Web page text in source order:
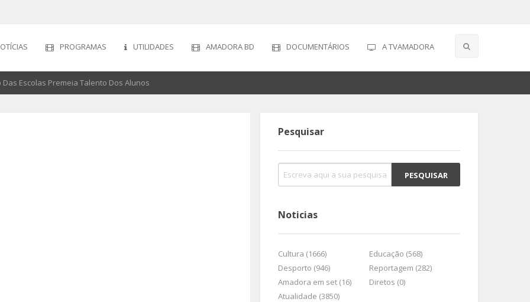
PROGRAMAS UTILIDADES AMADORA BD DOCUMENTÁRIOS A TVAMADORA
Escolas Premeia Talento Dos Alunos
Pesquisar
Noticias
Cultura (1666)
Educação (568)
Desporto (946)
Reportagem (282)
Amadora em set (16)
Diretos (0)
Atualidade (3850)